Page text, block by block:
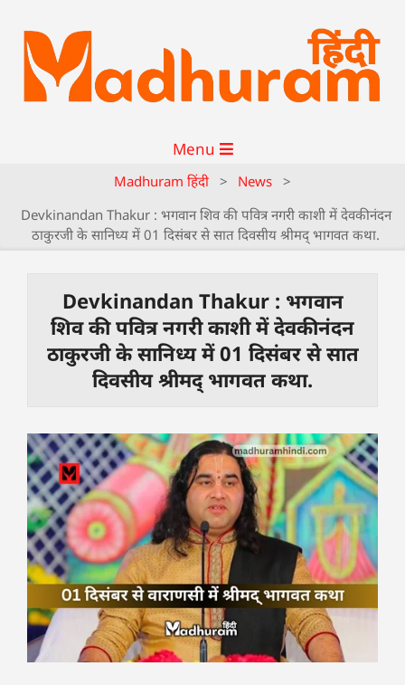
Menu
Madhuram हिंदी > News >
Devkinandan Thakur : भगवान शिव की पवित्र नगरी काशी में देवकीनंदन
ठाकुरजी के सानिध्य में 01 दिसंबर से सात दिवसीय श्रीमद् भागवत कथा.
Devkinandan Thakur : भगवान
शिव की पवित्र नगरी काशी में देवकीनंदन
ठाकुरजी के सानिध्य में 01 दिसंबर से सात
दिवसीय श्रीमद् भागवत कथा.